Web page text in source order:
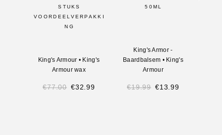
STUKS
VOORDEELVERPAKKI
NG
King's Armour • King's
Armour wax
€77.00 €32.99
50ML
King's Armor -
Baardbalsem • King's
Armour
€19.99 €13.99